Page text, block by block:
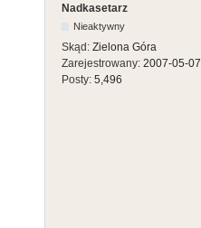
Nadkasetarz
Nieaktywny
Skąd: Zielona Góra
Zarejestrowany: 2007-05-07
Posty: 5,496